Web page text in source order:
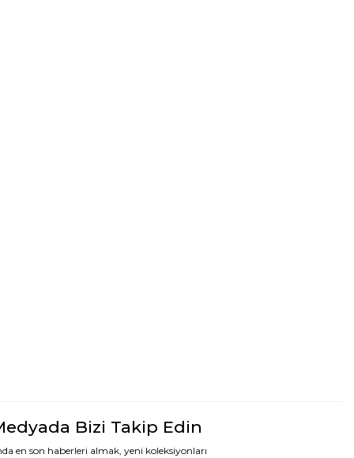
Bizi Takip Edin
en son haberleri almak, yeni koleksiyonları